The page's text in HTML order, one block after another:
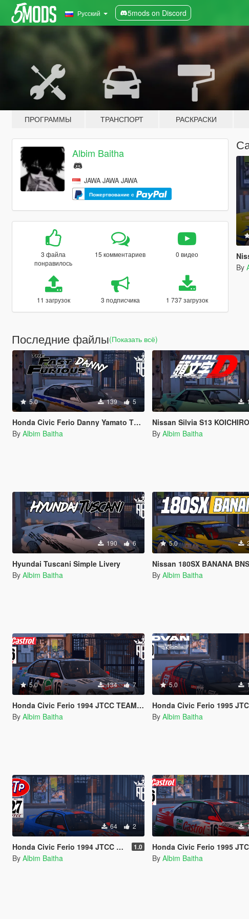
Русский 5mods on Discord
ПРОГРАММЫ ТРАНСПОРТ РАСКРАСКИ
Albim Baitha
JAWA JAWA JAWA
Пожертвование с
3 файла
понравилось
15 комментариев 0 видео
11 загрузок 3 подписчика 1 737 загрузок
By
Последние файлы(Показать всё)
5.0 139 5
Honda Civic Ferio Danny Yamato The Fast and the Furious Livery
By Albim Baitha
Nissan Silvia S13 KOICHIRO IKETANI
By Albim Baitha
190 6
Hyundai Tuscani Simple Livery
By Albim Baitha
5.0
Nissan 180SX BANANA
By Albim Baitha
5.0 134 7
Honda Civic Ferio 1994 JTCC TEAM CASTROL MUGEN
By Albim Baitha
5.0
Honda Civic Ferio 1995 JTCC
By Albim Baitha
64 2
Honda Civic Ferio 1994 JTCC TEAM STP 1.0
By Albim Baitha
Honda Civic Ferio 1995 JTCC TEAM
By Albim Baitha